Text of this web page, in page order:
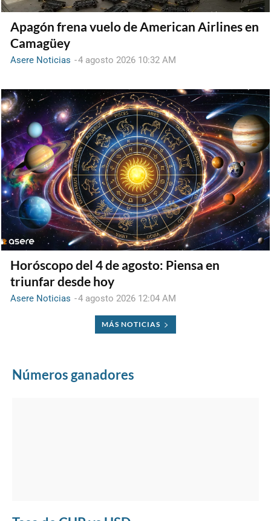
Apagón frena vuelo de American Airlines en
Camagüey
Asere Noticias -4 agosto 2026 10:32 AM
Horóscopo del 4 de agosto: Piensa en
triunfar desde hoy
Asere Noticias -4 agosto 2026 12:04 AM
MÁS NOTICIAS
Números ganadores